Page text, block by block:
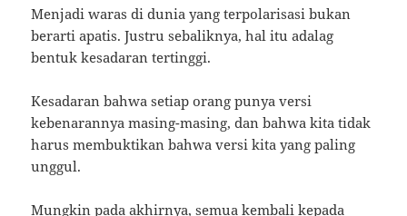
Menjadi waras di dunia yang terpolarisasi bukan
berarti apatis. Justru sebaliknya, hal itu adalag
bentuk kesadaran tertinggi.
Kesadaran bahwa setiap orang punya versi
kebenarannya masing-masing, dan bahwa kita tidak
harus membuktikan bahwa versi kita yang paling
unggul.
Mungkin pada akhirnya, semua kembali kepada